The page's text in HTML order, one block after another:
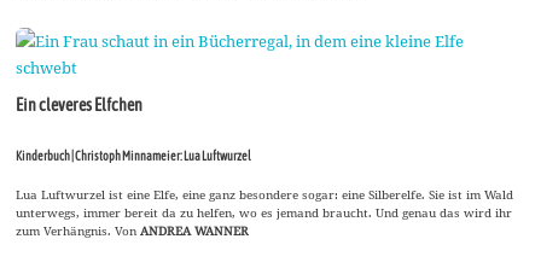
Ein cleveres Elfchen
Kinderbuch | Christoph Minnameier: Lua Luftwurzel
Lua Luftwurzel ist eine Elfe, eine ganz besondere sogar: eine Silberelfe. Sie ist im Wald
unterwegs, immer bereit da zu helfen, wo es jemand braucht. Und genau das wird ihr
zum Verhängnis. Von ANDREA WANNER